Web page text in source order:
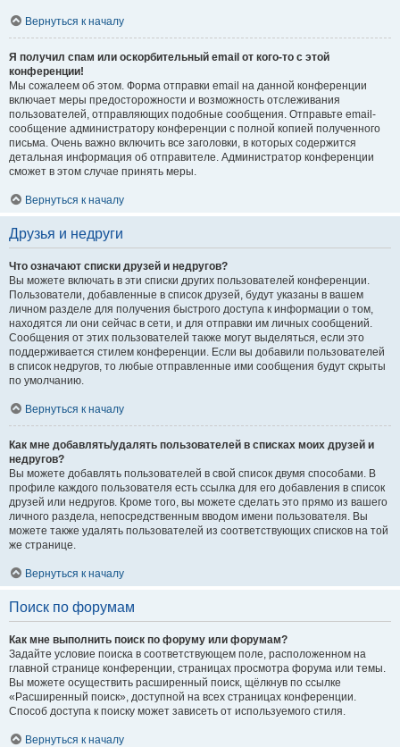
Вернуться к началу
Я получил спам или оскорбительный email от кого-то с этой
конференции!
Мы сожалеем об этом. Форма отправки email на данной конференции
включает меры предосторожности и возможность отслеживания
пользователей, отправляющих подобные сообщения. Отправьте email-
сообщение администратору конференции с полной копией полученного
письма. Очень важно включить все заголовки, в которых содержится
детальная информация об отправителе. Администратор конференции
сможет в этом случае принять меры.
Вернуться к началу
Друзья и недруги
Что означают списки друзей и недругов?
Вы можете включать в эти списки других пользователей конференции.
Пользователи, добавленные в список друзей, будут указаны в вашем
личном разделе для получения быстрого доступа к информации о том,
находятся ли они сейчас в сети, и для отправки им личных сообщений.
Сообщения от этих пользователей также могут выделяться, если это
поддерживается стилем конференции. Если вы добавили пользователей
в список недругов, то любые отправленные ими сообщения будут скрыты
по умолчанию.
Вернуться к началу
Как мне добавлять/удалять пользователей в списках моих друзей и
недругов?
Вы можете добавлять пользователей в свой список двумя способами. В
профиле каждого пользователя есть ссылка для его добавления в список
друзей или недругов. Кроме того, вы можете сделать это прямо из вашего
личного раздела, непосредственным вводом имени пользователя. Вы
можете также удалять пользователей из соответствующих списков на той
же странице.
Вернуться к началу
Поиск по форумам
Как мне выполнить поиск по форуму или форумам?
Задайте условие поиска в соответствующем поле, расположенном на
главной странице конференции, страницах просмотра форума или темы.
Вы можете осуществить расширенный поиск, щёлкнув по ссылке
«Расширенный поиск», доступной на всех страницах конференции.
Способ доступа к поиску может зависеть от используемого стиля.
Вернуться к началу